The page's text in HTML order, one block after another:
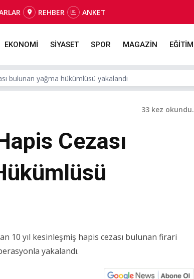
REHBER ANKET
EKONOMİ SİYASET SPOR MAGAZİN EĞİTİM
bulunan yağma hükümlüsü yakalandı
33 kez okundu.
Cezası
10 yıl kesinleşmiş hapis cezası bulunan firari
yakalandı.